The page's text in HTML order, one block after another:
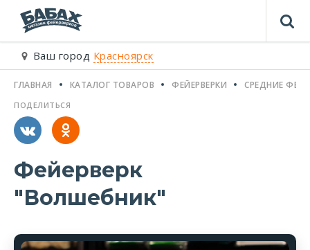
Ваш город Красноярск
ГЛАВНАЯ КАТАЛОГ ТОВАРОВ ФЕЙЕРВЕРКИ СРЕДНИЕ
Фейерверк
"Волшебник"
ПОДЕЛИТЬСЯ